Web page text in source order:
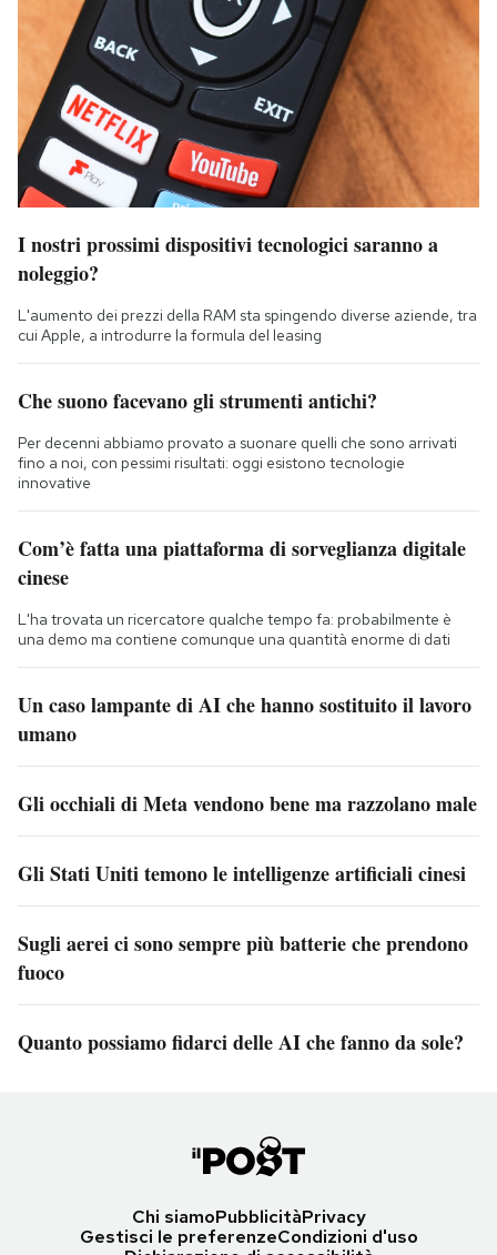
I nostri prossimi dispositivi tecnologici saranno a
noleggio?
L'aumento dei prezzi della RAM sta spingendo diverse aziende, tra
cui Apple, a introdurre la formula del leasing
Che suono facevano gli strumenti antichi?
Per decenni abbiamo provato a suonare quelli che sono arrivati
fino a noi, con pessimi risultati: oggi esistono tecnologie
innovative
Com’è fatta una piattaforma di sorveglianza digitale
cinese
L'ha trovata un ricercatore qualche tempo fa: probabilmente è
una demo ma contiene comunque una quantità enorme di dati
Un caso lampante di AI che hanno sostituito il lavoro
umano
Gli occhiali di Meta vendono bene ma razzolano male
Gli Stati Uniti temono le intelligenze artificiali cinesi
Sugli aerei ci sono sempre più batterie che prendono
fuoco
Quanto possiamo fidarci delle AI che fanno da sole?
Chi siamoPubblicitàPrivacy
Gestisci le preferenzeCondizioni d'uso